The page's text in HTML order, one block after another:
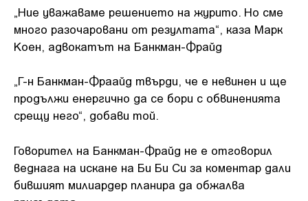
„Ние уважаваме решението на журито. Но сме
много разочаровани от резултата“, каза Марк
Коен, адвокатът на Банкман-Фрайд
„Г-н Банкман-Фраайд твърди, че е невинен и ще
продължи енергично да се бори с обвиненията
срещу него“, добави той.
Говорител на Банкман-Фрайд не е отговорил
веднага на искане на Би Би Си за коментар дали
бившият милиардер планира да обжалва